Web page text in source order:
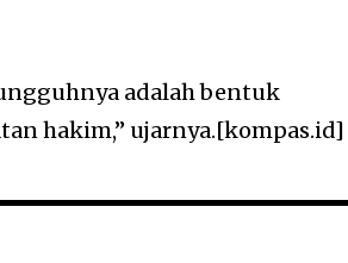
adalah bentuk
hakim,” ujarnya.[kompas.id]